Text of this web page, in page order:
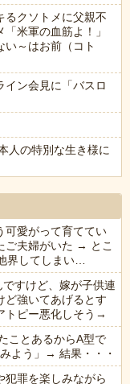
るクソトメに父親不
米軍の血筋よ！」
～はお前（コト
イン会見に「バスロ
人の特別な生き様に
可愛がって育ててい
ご夫婦がいた → とこ
界してしまい…
すけど、嫁が子供連
ど強いてあげるとす
トピー悪化しそう→
ことあるからA型で
よう」→ 結果・・・
犯罪を楽しみながら